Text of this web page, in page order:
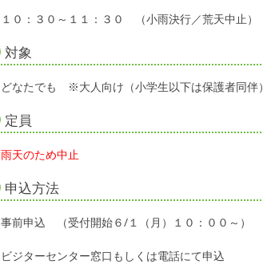
１０：３０～１１：３０ （小雨決行／荒天中止）
対象
どなたでも ※大人向け（小学生以下は保護者同伴）
定員
雨天のため中止
申込方法
事前申込 （受付開始６/１（月）１０：００～）
ビジターセンター窓口もしくは電話にて申込